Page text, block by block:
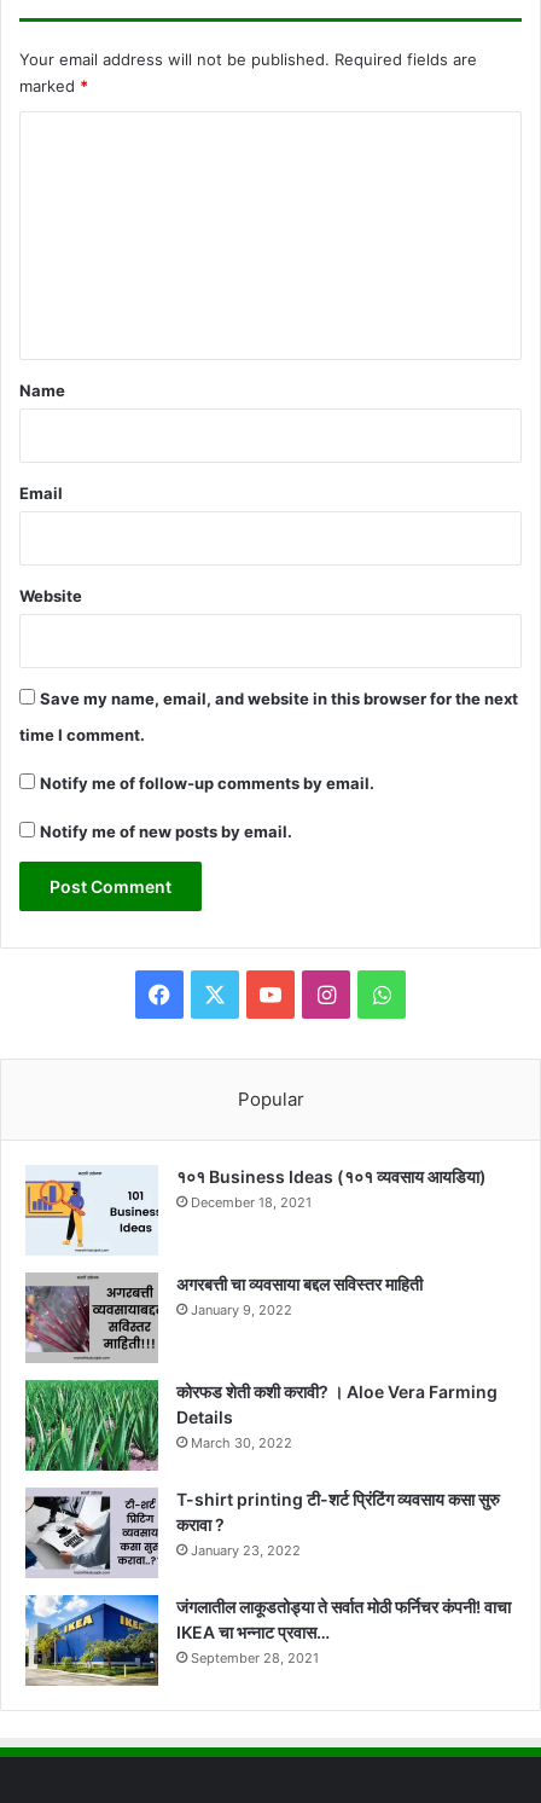
Your email address will not be published. Required fields are
marked *
*
Name
Email
Website
Save my name, email, and website in this browser for the next
time I comment.
Notify me of follow-up comments by email.
Notify me of new posts by email.
Facebook YouTubeInstagramWhatsApp
Popular
१०१ Business Ideas (१०१ व्यवसाय आयडिया)
December 18, 2021
अगरबत्ती चा व्यवसाया बद्दल सविस्तर माहिती
January 9, 2022
कोरफड शेती कशी करावी? । Aloe Vera Farming
Details
March 30, 2022
T-shirt printing टी-शर्ट प्रिंटिंग व्यवसाय कसा सुरु
करावा ?
January 23, 2022
जंगलातील लाकूडतोड्या ते सर्वात मोठी फर्निचर कंपनी! वाचा
IKEA चा भन्नाट प्रवास…
September 28, 2021